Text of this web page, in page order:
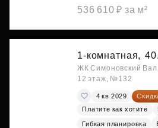
536 610 ₽ за м²
1-комнатная,
ЖК Симоновский
12 этаж, №132
4 кв 2029
Платите как хотите
Гибкая планировка